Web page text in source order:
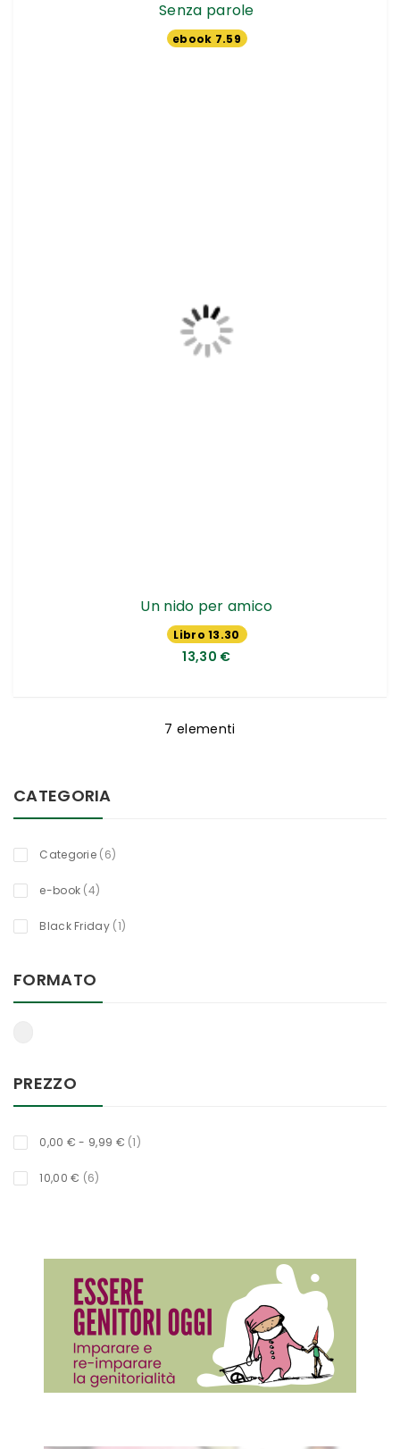
Senza parole
ebook 7.59
Un nido per amico
Libro 13.30
€
13,30 €
7 elementi
CATEGORIA
Categorie 6oggetti
e-book 4oggetti
Black Friday 1titolo
FORMATO
PREZZO
0,00 € - 9,99 € 1titolo
10,00 € 6oggetti